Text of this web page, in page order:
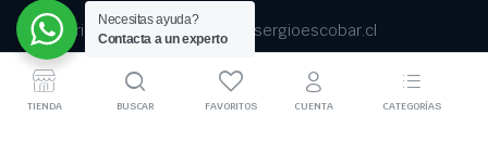
Copyright 2025 © Repuestos.sergioescobar.cl
TIENDA BUSCAR FAVORITOS CUENTA CATEGORÍAS
Necesitas ayuda?
Contacta a un experto